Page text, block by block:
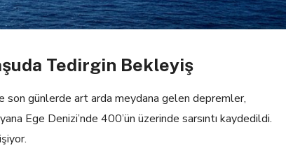
Tedirgin Bekleyiş
son günlerde art arda meydana gelen depremler,
Ege Denizi’nde 400’ün üzerinde sarsıntı kaydedildi.